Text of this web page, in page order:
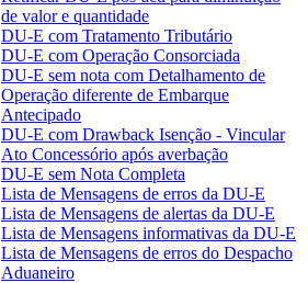
de valor e quantidade
DU-E com Tratamento Tributário
DU-E com Operação Consorciada
DU-E sem nota com Detalhamento de
Operação diferente de Embarque
Antecipado
DU-E com Drawback Isenção - Vincular
Ato Concessório após averbação
DU-E sem Nota Completa
Lista de Mensagens de erros da DU-E
Lista de Mensagens de alertas da DU-E
Lista de Mensagens informativas da DU-E
Lista de Mensagens de erros do Despacho
Aduaneiro